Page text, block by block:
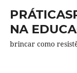
NA
brincar como